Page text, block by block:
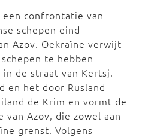
confrontatie van
schepen eind
Azov. Oekraïne verwijt
te hebben
de straat van Kertsj.
en het door Rusland
de Krim en vormt de
Azov, die zowel aan
grenst. Volgens